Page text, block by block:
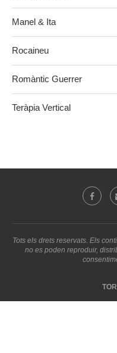
Manel & Ita
Rocaineu
Romàntic Guerrer
Teràpia Vertical
Tots els drets reservats. Els
no es poden reproduir,